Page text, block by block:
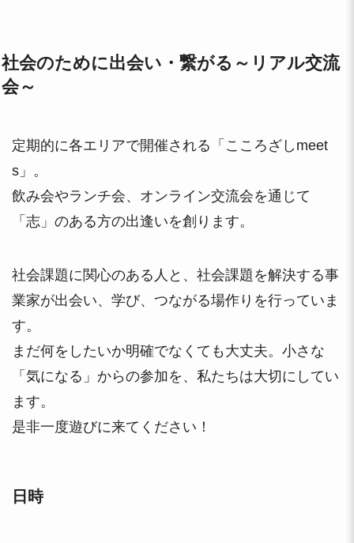
社会のために出会い・繋がる～リアル交流
会～
定期的に各エリアで開催される「こころざしmeet
s」。
飲み会やランチ会、オンライン交流会を通じて
「志」のある方の出逢いを創ります。
社会課題に関心のある人と、社会課題を解決する事
業家が出会い、学び、つながる場作りを行っていま
す。
まだ何をしたいか明確でなくても大丈夫。小さな
「気になる」からの参加を、私たちは大切にしてい
ます。
是非一度遊びに来てください！
日時